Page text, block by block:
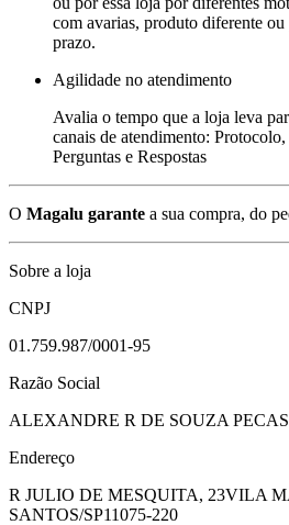
com avarias, produto diferente
prazo.
Agilidade no atendimento
Avalia o tempo que a loja leva
canais de atendimento:
Perguntas e Respostas
O Magalu garante a sua compra, do
Sobre a loja
CNPJ
01.759.987/0001-95
Razão Social
ALEXANDRE R DE SOUZA
Endereço
R JULIO DE MESQUITA, 23VILA
SANTOS/SP11075-220